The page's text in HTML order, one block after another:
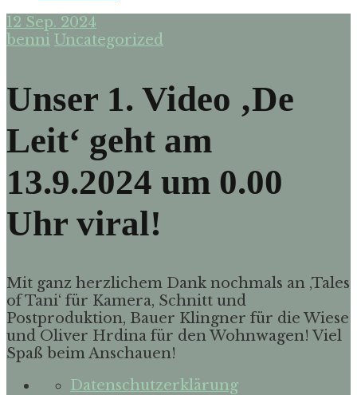
12 Sep. 2024
benni Uncategorized
Unser 1. Video ‚De
Leit‘ geht am
13.9.2024 um 0.00
Uhr viral!
Mit ganz herzlichem Dank nochmals an ‚Tales
of Tani‘ für Kamera, Schnitt und
Postproduktion, Bauer Klingner für die Wiese
und Oliver Hrdina für den Wohnwagen! Viel
Spaß beim Anschauen!
Datenschutzerklärung